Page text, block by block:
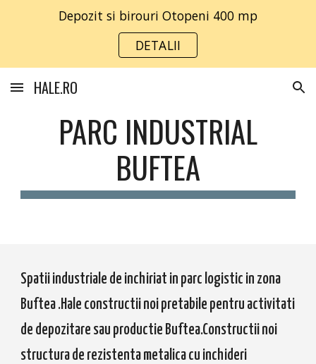
Skip to main content Skip to navigation
Depozit si birouri Otopeni 400 mp
DETALII
HALE.RO
PARC INDUSTRIAL
BUFTEA
Spatii industriale de inchiriat in parc logistic in zona
Buftea .Hale constructii noi pretabile pentru activitati
de depozitare sau productie Buftea.Constructii noi
structura de rezistenta metalica cu inchideri